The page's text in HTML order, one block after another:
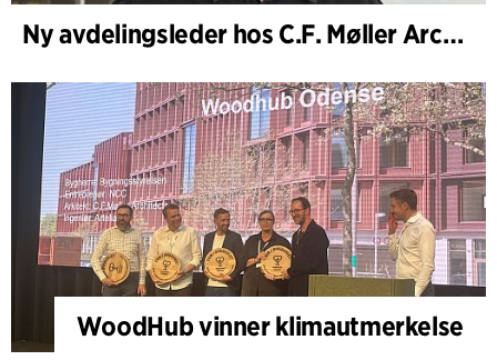
Ny avdelingsleder hos C.F. Møller Architects i København
WoodHub vinner klimautmerkelse